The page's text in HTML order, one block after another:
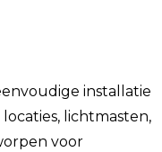
installatie
lichtmasten,
voor